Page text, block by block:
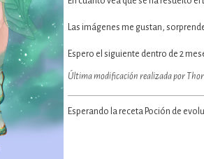
Las imágenes me gustan,
Espero el siguiente dentro de 2
Última modificación realizada por
Esperando la receta Poción de